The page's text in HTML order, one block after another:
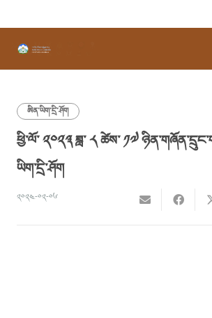
ཨིན་ཡིག་དྲི་ཤོག
ཕྱི་ལོ་ ༢༠༢༣ ཟླ་ ༨ ཚེས་ ༡༧
ཡིག་དྲི་ཤོག
༢༠༢༤-༠༢-༠༦